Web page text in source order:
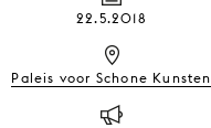
22.5.2018
Paleis voor Schone Kunsten